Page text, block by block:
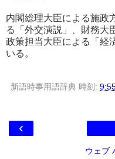
内閣総理大臣による施政
る「外交演説」、財務大
政策担当大臣による「経
いる。
新語時事用語辞典 時刻:
‹
ウェブ